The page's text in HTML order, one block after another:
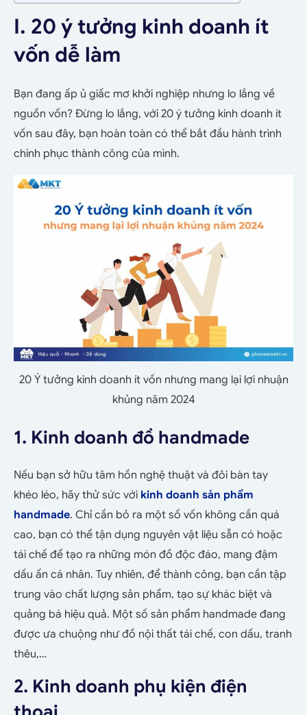
I. 20 ý tưởng kinh doanh ít
vốn dễ làm
Bạn đang ấp ủ giấc mơ khởi nghiệp nhưng lo lắng về
nguồn vốn? Đừng lo lắng, với 20 ý tưởng kinh doanh ít
vốn sau đây, bạn hoàn toàn có thể bắt đầu hành trình
chinh phục thành công của mình.
20 Ý tưởng kinh doanh ít vốn nhưng mang lại lợi nhuận
khủng năm 2024
1. Kinh doanh đồ handmade
Nếu bạn sở hữu tâm hồn nghệ thuật và đôi bàn tay
khéo léo, hãy thử sức với kinh doanh sản phẩm
handmade. Chỉ cần bỏ ra một số vốn không cần quá
cao, bạn có thể tận dụng nguyên vật liệu sẵn có hoặc
tái chế để tạo ra những món đồ độc đáo, mang đậm
dấu ấn cá nhân. Tuy nhiên, để thành công, bạn cần tập
trung vào chất lượng sản phẩm, tạo sự khác biệt và
quảng bá hiệu quả. Một số sản phẩm handmade đang
được ưa chuộng như đồ nội thất tái chế, con dấu, tranh
thêu,…
2. Kinh doanh phụ kiện điện